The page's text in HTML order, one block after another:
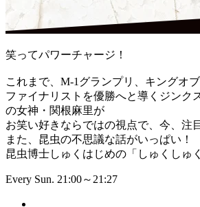
笑ってパワーチャージ！
これまで、M-1グランプリ、キングオ
ファイナリストを優勝へと導くジンク
の女神・関根麻里が
お笑い好きならではの視点で、今、注
また、昆虫の不思議な話がいっぱい！
昆虫博士しゅくはじめの「しゅくしゅ
Every Sun. 21:00～21:27